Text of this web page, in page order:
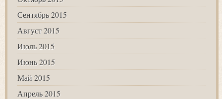
Сентябрь 2015
Август 2015
Июль 2015
Июнь 2015
Май 2015
Апрель 2015